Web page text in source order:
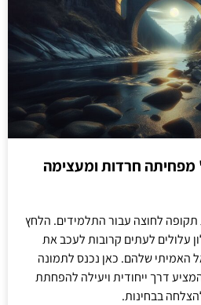
מפחיתה חרדות ומעצימה
תקופה לחוצה עבור התלמידים. הלחץ
עלולים לעתים קרובות לעכב את
האמיתי שלהם. כאן נכנס לתמונה
דרך ייחודית ויעילה להפחתת
בבחינות.